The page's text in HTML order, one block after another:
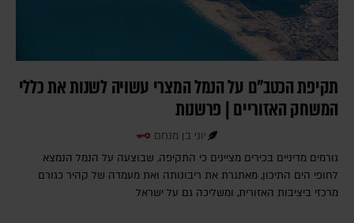
תקיפת הכטב"ם על הנמל המצרי עשויה לשנות את כללי
המשחק האזוריים | פרשנות
יוני בן מנחם
גורמים מדיניים בכירים מציינים כי התקיפה, שבוצעה על הנמל הנמצא
לחופי הים התיכון, מאתגרת את ריבונותה ואת מעמדה של קהיר כגורם
מרכזי ביציבות האזורית, ומשליכה גם על ישראל